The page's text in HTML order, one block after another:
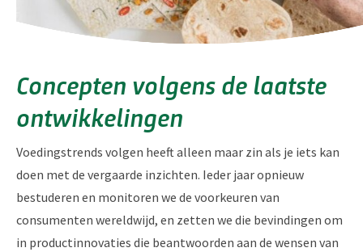
Concepten volgens de laatste
ontwikkelingen
Voedingstrends volgen heeft alleen maar zin als je iets kan
doen met de vergaarde inzichten. Ieder jaar opnieuw
bestuderen en monitoren we de voorkeuren van
consumenten wereldwijd, en zetten we die bevindingen om
in productinnovaties die beantwoorden aan de wensen van